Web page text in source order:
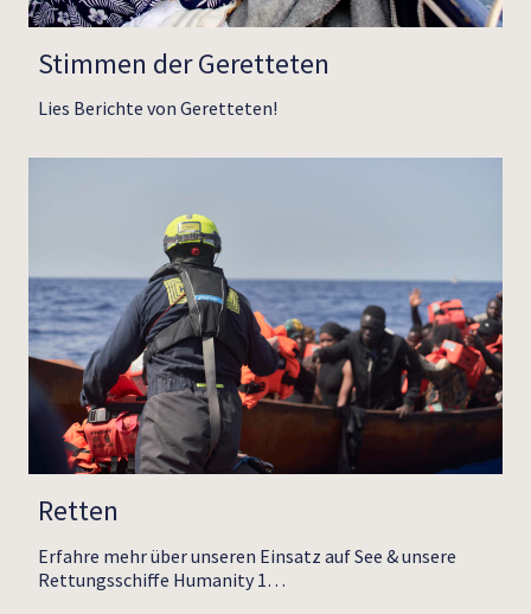
Stimmen der Geretteten
Lies Berichte von Geretteten!
Retten
Erfahre mehr über unseren Einsatz auf See & unsere
Rettungsschiffe Humanity 1…